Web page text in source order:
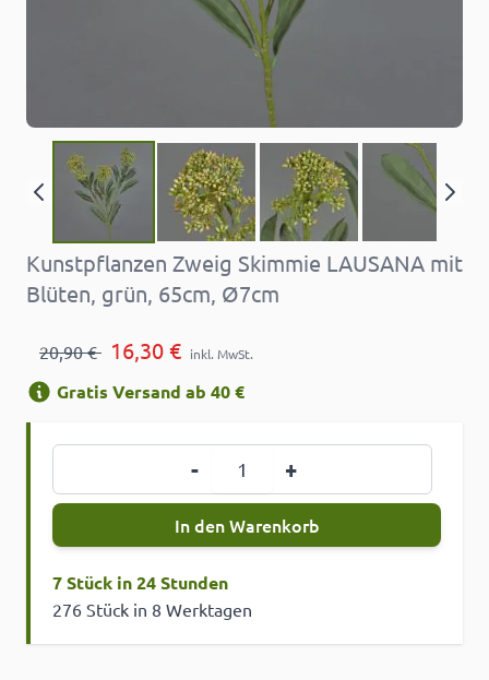
Kunstpflanzen Zweig Skimmie LAUSANA mit
Blüten, grün, 65cm, Ø7cm
20,90 € 16,30 € inkl. MwSt.
Gratis Versand ab 40 €
- +
In den Warenkorb
7 Stück in 24 Stunden
276 Stück in 8 Werktagen